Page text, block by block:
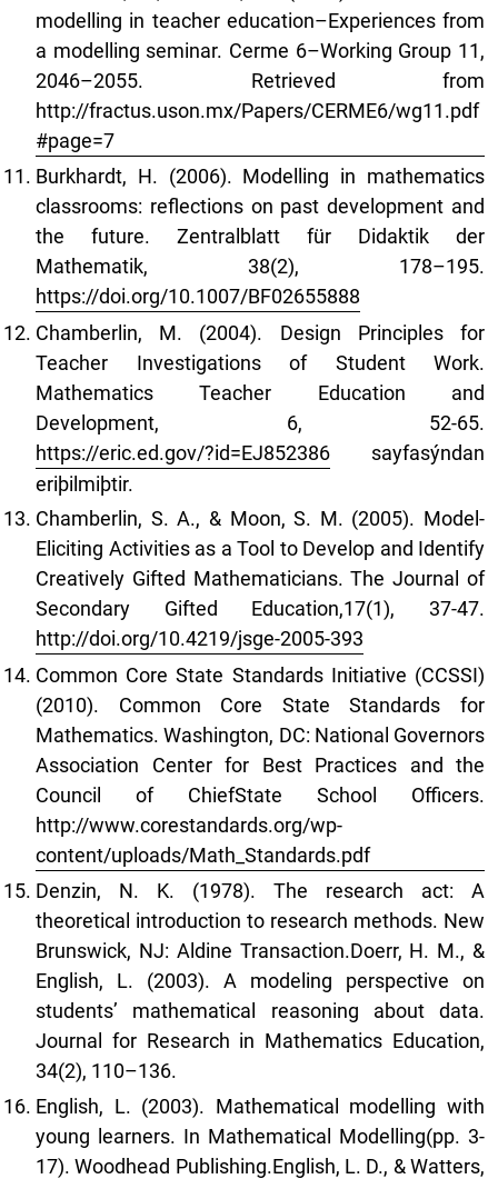
modelling in teacher education–Experiences from
a modelling seminar. Cerme 6–Working Group 11,
2046–2055. Retrieved from
http://fractus.uson.mx/Papers/CERME6/wg11.pdf
#page=7
Burkhardt, H. (2006). Modelling in mathematics
classrooms: reflections on past development and
the future. Zentralblatt für Didaktik der
Mathematik, 38(2), 178–195.
https://doi.org/10.1007/BF02655888
Chamberlin, M. (2004). Design Principles for
Teacher Investigations of Student Work.
Mathematics Teacher Education and
Development, 6, 52-65.
https://eric.ed.gov/?id=EJ852386 sayfasýndan
eriþilmiþtir.
Chamberlin, S. A., & Moon, S. M. (2005). Model-
Eliciting Activities as a Tool to Develop and Identify
Creatively Gifted Mathematicians. The Journal of
Secondary Gifted Education,17(1), 37-47.
http://doi.org/10.4219/jsge-2005-393
Common Core State Standards Initiative (CCSSI)
(2010). Common Core State Standards for
Mathematics. Washington, DC: National Governors
Association Center for Best Practices and the
Council of ChiefState School Officers.
http://www.corestandards.org/wp-
content/uploads/Math_Standards.pdf
Denzin, N. K. (1978). The research act: A
theoretical introduction to research methods. New
Brunswick, NJ: Aldine Transaction.Doerr, H. M., &
English, L. (2003). A modeling perspective on
students’ mathematical reasoning about data.
Journal for Research in Mathematics Education,
34(2), 110–136.
English, L. (2003). Mathematical modelling with
young learners. In Mathematical Modelling(pp. 3-
17). Woodhead Publishing.English, L. D., & Watters,